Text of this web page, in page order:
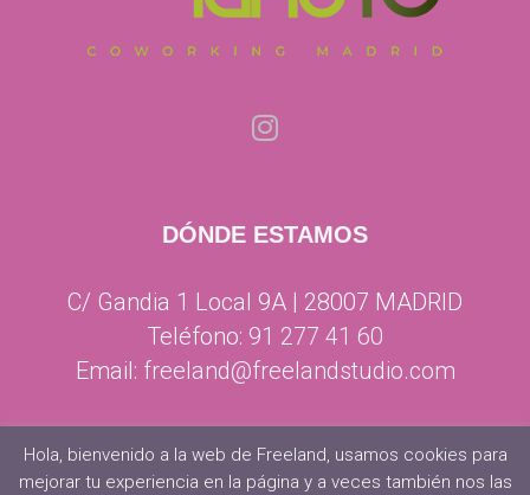
DÓNDE ESTAMOS
C/ Gandia 1 Local 9A | 28007 MADRID
Teléfono: 91 277 41 60
Email: freeland@freelandstudio.com
Hola, bienvenido a la web de Freeland, usamos cookies para
mejorar tu experiencia en la página y a veces también nos las